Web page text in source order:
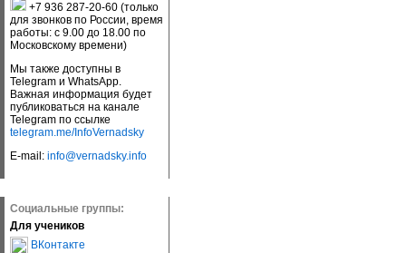
+7 936 287-20-60 (только
для звонков по России, время
работы: с 9.00 до 18.00 по
Московскому времени)
Мы также доступны в
Telegram и WhatsApp.
Важная информация будет
публиковаться на канале
Telegram по ссылке
telegram.me/InfoVernadsky
E-mail: info@vernadsky.info
Социальные группы:
Для учеников
ВКонтакте